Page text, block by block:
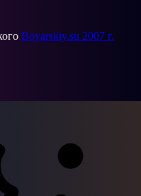
Boyarskiy.su 2007 г.